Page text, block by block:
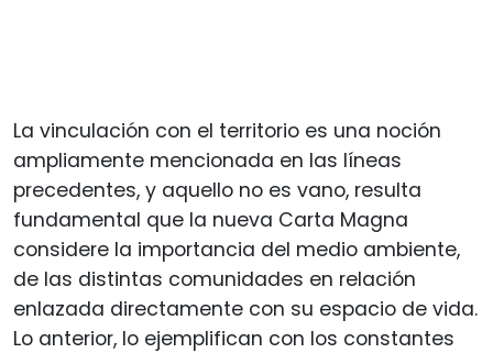
La vinculación con el territorio es una noción
ampliamente mencionada en las líneas
precedentes, y aquello no es vano, resulta
fundamental que la nueva Carta Magna
considere la importancia del medio ambiente,
de las distintas comunidades en relación
enlazada directamente con su espacio de vida.
Lo anterior, lo ejemplifican con los constantes